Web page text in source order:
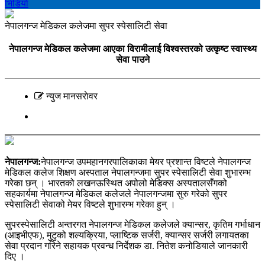
भिडियाे
नेपालगन्ज मेडिकल कलेजमा सुपर स्पेसालिटी सेवा
नेपालगन्ज मेडिकल कलेजमा आएका विरामीलाई विश्वस्तरको उत्कृष्ट स्वास्थ्य
सेवा पाउने
न्युज मानसराेवर
नेपालगन्ज:नेपालगन्ज उपमहानगरपालिकाका मेयर प्रशान्त विष्टले नेपालगन्ज
मेडिकल कलेज शिक्षण अस्पताल नेपालगन्जमा सुपर स्पेसालिटी सेवा शुभारम्भ
गरेका छन् । भारतको लखनऊस्थित अपोलो मेडिक्स अस्पतालसँगको
सहकार्यमा नेपालगन्ज मेडिकल कलेजले नेपालगन्जमा सुरु गरेको सुपर
स्पेसालिटी सेवाको मेयर विष्टले शुभारम्भ गरेका हुन् ।
सुपरस्पेसालिटी अन्तरगत नेपालगन्ज मेडिकल कलेजले क्यान्सर, कृतिम गर्भाधान
(आइभीएफ), मुटुको शल्यक्रिया, प्लाष्टिक सर्जरी, क्यान्सर सर्जरी लगायतका
सेवा प्रदान गरिने सहायक प्रवन्ध निर्देशक डा. नितेश कनोडियाले जानकारी
दिए ।